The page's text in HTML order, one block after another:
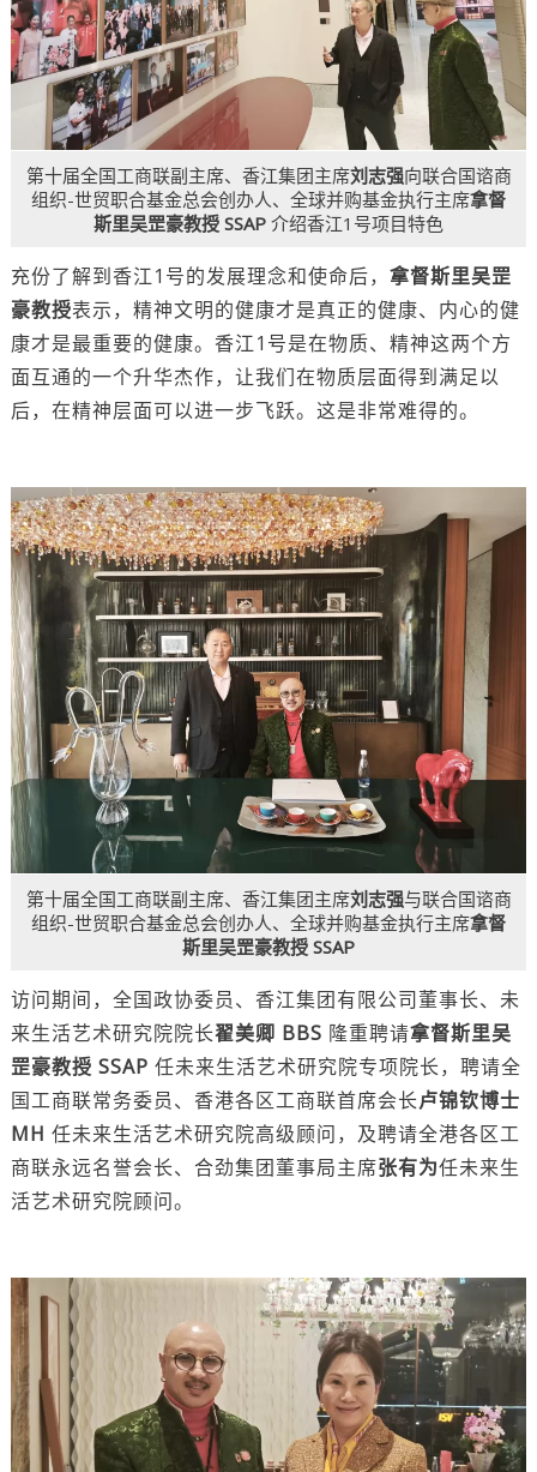
第十届全国工商联副主席、香江集团主席刘志强向联合国谘商
组织-世贸职合基金总会创办人、全球并购基金执行主席拿督
斯里吴罡豪教授 SSAP 介绍香江1号项目特色
充份了解到香江1号的发展理念和使命后， 拿督斯里吴罡
豪教授表示，精神文明的健康才是真正的健康、内心的健
康才是最重要的健康。香江1号是在物质、精神这两个方
面互通的一个升华杰作，让我们在物质层面得到满足以
后，在精神层面可以进一步飞跃。这是非常难得的。
第十届全国工商联副主席、香江集团主席刘志强与联合国谘商
组织-世贸职合基金总会创办人、全球并购基金执行主席拿督
斯里吴罡豪教授 SSAP
访问期间，全国政协委员、香江集团有限公司董事长、未
来生活艺术研究院院长翟美卿 BBS 隆重聘请拿督斯里吴
罡豪教授 SSAP 任未来生活艺术研究院专项院长，聘请全
国工商联常务委员、香港各区工商联首席会长卢锦钦博士
MH 任未来生活艺术研究院高级顾问，及聘请全港各区工
商联永远名誉会长、合劲集团董事局主席张有为任未来生
活艺术研究院顾问。